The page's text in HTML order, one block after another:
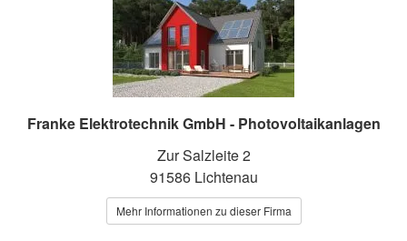
Franke Elektrotechnik GmbH - Photovoltaikanlagen
Zur Salzleite 2
91586 Lichtenau
Mehr Informationen zu dieser Firma